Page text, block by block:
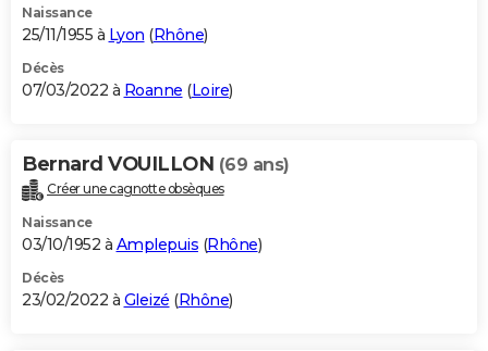
Naissance
25/11/1955 à Lyon (Rhône)
Décès
07/03/2022 à Roanne (Loire)
Bernard VOUILLON (69 ans)
Créer une cagnotte obsèques
Naissance
03/10/1952 à Amplepuis (Rhône)
Décès
23/02/2022 à Gleizé (Rhône)